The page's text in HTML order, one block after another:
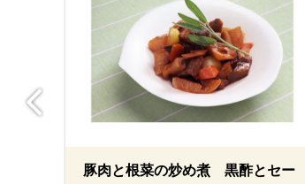
豚肉と根菜の炒め煮 黒酢とセー